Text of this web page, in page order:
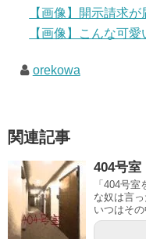
【画像】開示請求
【画像】こんな可
orekowa
関連記事
404号室
「404号
な奴は言
いつはそ